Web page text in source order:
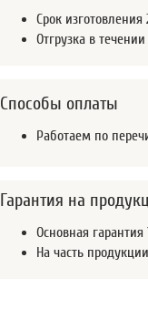
Срок
Отгрузка в
Способы оплаты
Работаем по
Гарантия на
Основная гарантия
На часть